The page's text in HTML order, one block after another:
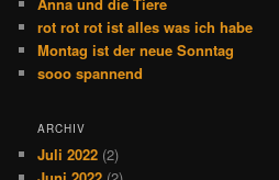
rot rot rot ist alles was ich habe
Montag ist der neue Sonntag
sooo spannend
ARCHIV
Juli 2022 (2)